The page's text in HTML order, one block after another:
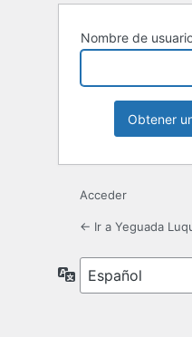
Nombre de
Acceder
← Ir a Yeguada
Idioma